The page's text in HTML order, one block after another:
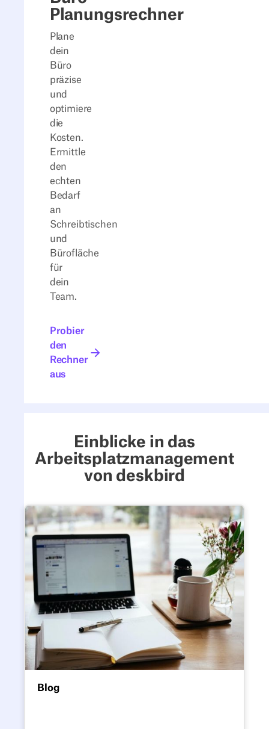
Planungsrechner
Plane
dein
Büro
präzise
und
optimiere
die
Kosten.
Ermittle
den
echten
Bedarf
an
Schreibtischen
und
Bürofläche
für
dein
Team.
Probier den Rechner aus
Probier
den
Rechner
aus
Einblicke in das
Arbeitsplatzmanagement
von deskbird
Blog
Blog